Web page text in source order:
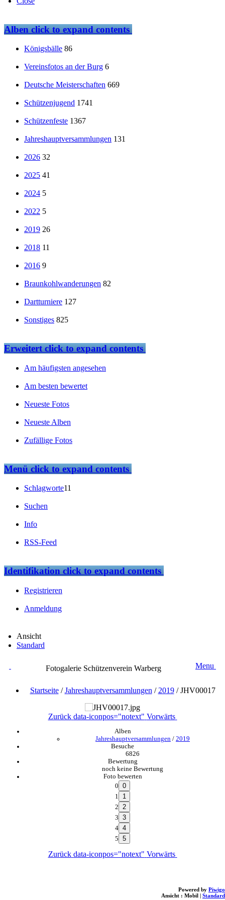
Albenclick to expand contents
Königsbälle 86
Vereinsfotos an der Burg 6
Deutsche Meisterschaften 669
Schützenjugend 1741
Schützenfeste 1367
Jahreshauptversammlungen 131
2026 32
2025 41
2024 5
2022 5
2019 26
2018 11
2016 9
Braunkohlwanderungen 82
Dartturniere 127
Sonstiges 825
Erweitertclick to expand contents
Am häufigsten angesehen
Am besten bewertet
Neueste Fotos
Neueste Alben
Zufällige Fotos
Menüclick to expand contents
Schlagworte11
Suchen
Info
RSS-Feed
Identifikationclick to expand contents
Registrieren
Anmeldung
Ansicht
Standard
Fotogalerie Schützenverein Warberg Menu
Startseite/Jahreshauptversammlungen / 2019/JHV00017
Zurück data-iconpos="notext" Vorwärts
Alben
Jahreshauptversammlungen / 2019
Besuche
6826
Bewertung
noch keine Bewertung
Foto bewerten
0
1
2
3
4
5
Zurück data-iconpos="notext" Vorwärts
Powered by Piwigo
Ansicht : Mobil | Standard